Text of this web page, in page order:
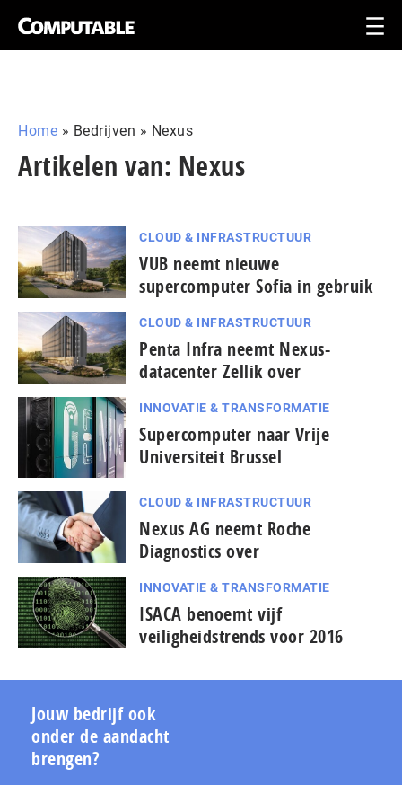
Home » Bedrijven » Nexus
Artikelen van: Nexus
CLOUD & INFRASTRUCTUUR
VUB neemt nieuwe
supercomputer Sofia in gebruik
CLOUD & INFRASTRUCTUUR
Penta Infra neemt Nexus-
datacenter Zellik over
INNOVATIE & TRANSFORMATIE
Supercomputer naar Vrije
Universiteit Brussel
CLOUD & INFRASTRUCTUUR
Nexus AG neemt Roche
Diagnostics over
INNOVATIE & TRANSFORMATIE
ISACA benoemt vijf
veiligheidstrends voor 2016
Jouw bedrijf ook
onder de aandacht
brengen?